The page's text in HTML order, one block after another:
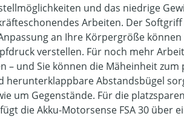
und das niedrige
Arbeiten. Der
an Ihre Körpergröße können
verstellen. Für noch mehr
und Sie können die Mäheinheit zum
herunterklappbare Abstandsbügel
um Gegenstände. Für die
die Akku-Motorsense FSA 30 über